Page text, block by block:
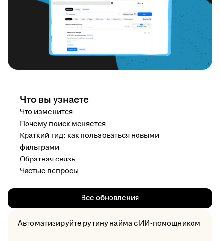
Что вы узнаете
Что изменится
Почему поиск меняется
Краткий гид: как пользоваться новыми
фильтрами
Обратная связь
Частые вопросы
Все обновления
Автоматизируйте рутину найма с ИИ-помощником